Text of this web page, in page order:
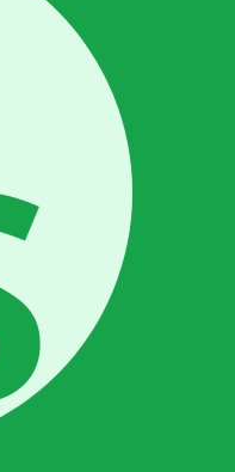
dan ruang pertumbuhan
di fase awal.